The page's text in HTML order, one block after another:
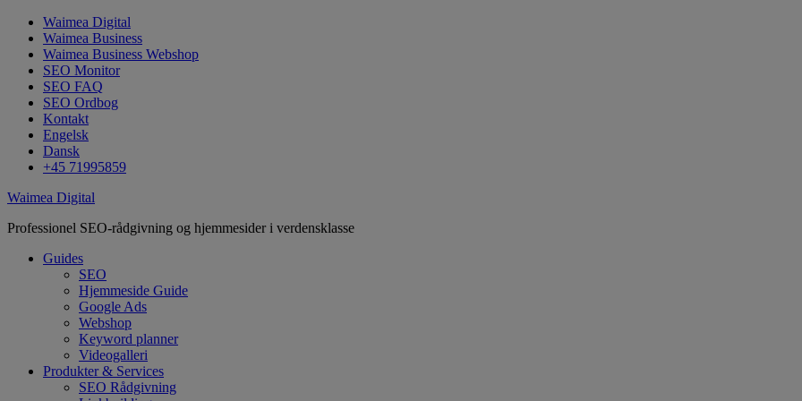
Waimea Digital
Waimea Business
Waimea Business Webshop
SEO Monitor
SEO FAQ
SEO Ordbog
Kontakt
Engelsk
Dansk
+45 71995859
Waimea Digital
Professionel SEO-rådgivning og hjemmesider i verdensklasse
Guides
SEO
Hjemmeside Guide
Google Ads
Webshop
Keyword planner
Videogalleri
Produkter & Services
SEO Rådgivning